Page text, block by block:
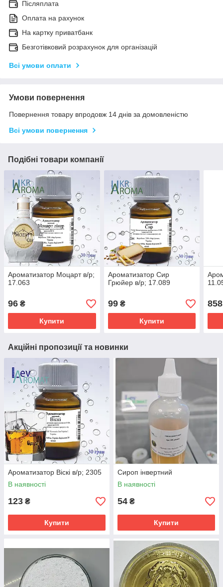
Післяплата
Оплата на рахунок
На картку приватбанк
Безготівковий розрахунок для організацій
Всі умови оплати
Умови повернення
Повернення товару впродовж 14 днів за домовленістю
Всі умови повернення
Подібні товари компанії
Ароматизатор Моцарт в/р;
17.063
96 ₴
Купити
Ароматизатор Сир
Грюйер в/р; 17.089
99₴
Купити
858
Акційні пропозиції та новинки
Ароматизатор Віскі в/р; 2305
В наявності
123 ₴
Купити
Сироп інвертний
В наявності
54 ₴
Купити